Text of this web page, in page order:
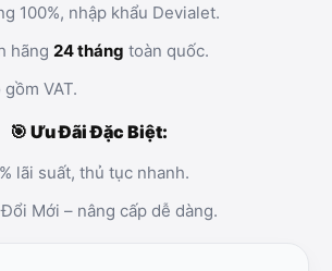
100%, nhập khẩu Devialet.
hãng 24 tháng toàn quốc.
VAT.
🎯 Ưu Đãi Đặc Biệt:
lãi suất, thủ tục nhanh.
Mới – nâng cấp dễ dàng.